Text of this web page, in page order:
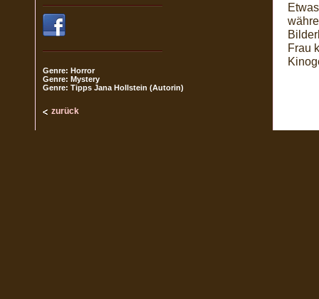
Genre: Horror
Genre: Mystery
Genre: Tipps Jana Hollstein (Autorin)
zurück
Frau